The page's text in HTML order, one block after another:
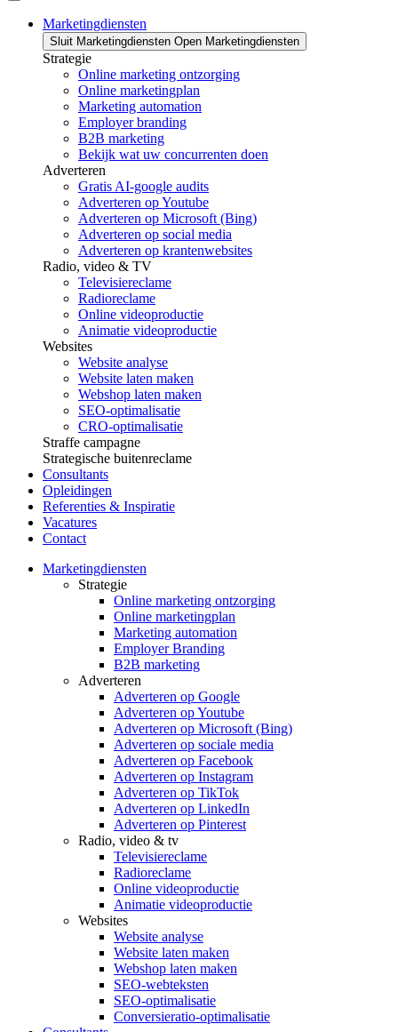
Marketingdiensten
Sluit Marketingdiensten Open Marketingdiensten
Strategie
Online marketing ontzorging
Online marketingplan
Marketing automation
Employer branding
B2B marketing
Bekijk wat uw concurrenten doen
Adverteren
Gratis AI-google audits
Adverteren op Youtube
Adverteren op Microsoft (Bing)
Adverteren op social media
Adverteren op krantenwebsites
Radio, video & TV
Televisiereclame
Radioreclame
Online videoproductie
Animatie videoproductie
Websites
Website analyse
Website laten maken
Webshop laten maken
SEO-optimalisatie
CRO-optimalisatie
Straffe campagne
Strategische buitenreclame
Consultants
Opleidingen
Referenties & Inspiratie
Vacatures
Contact
Marketingdiensten
Strategie
Online marketing ontzorging
Online marketingplan
Marketing automation
Employer Branding
B2B marketing
Adverteren
Adverteren op Google
Adverteren op Youtube
Adverteren op Microsoft (Bing)
Adverteren op sociale media
Adverteren op Facebook
Adverteren op Instagram
Adverteren op TikTok
Adverteren op LinkedIn
Adverteren op Pinterest
Radio, video & tv
Televisiereclame
Radioreclame
Online videoproductie
Animatie videoproductie
Websites
Website analyse
Website laten maken
Webshop laten maken
SEO-webteksten
SEO-optimalisatie
Conversieratio-optimalisatie